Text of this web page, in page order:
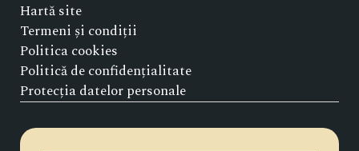
Hartă site
Termeni și condiții
Politica cookies
Politică de confidențialitate
Protecția datelor personale